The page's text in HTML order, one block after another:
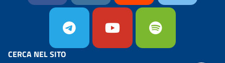
CERCA NEL SITO